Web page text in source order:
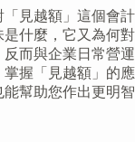
見越額」這個會計
什麼，它又為何對
而與企業日常營運
握「見越額」的應
幫助您作出更明智